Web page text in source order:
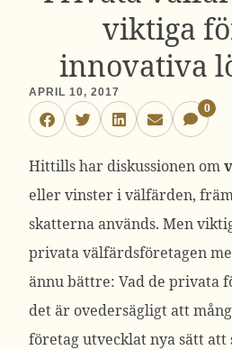
viktiga
innovativa
APRIL 10, 2017
0
Hittills har diskussionen om
eller vinster i välfärden,
skatterna används. Men
privata välfärdsföretagen
ännu bättre: Vad de privata
det är ovedersägligt att
företag utvecklat nya sätt att